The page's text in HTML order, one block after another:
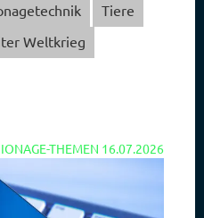
Tiere
Weltkrieg
THEMEN 16.07.2026